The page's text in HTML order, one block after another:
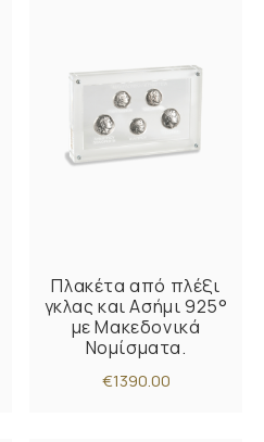
Πλακέτα από πλέξι
γκλας και Ασήμι 925°
με Μακεδονικά
Νομίσματα.
€1390.00